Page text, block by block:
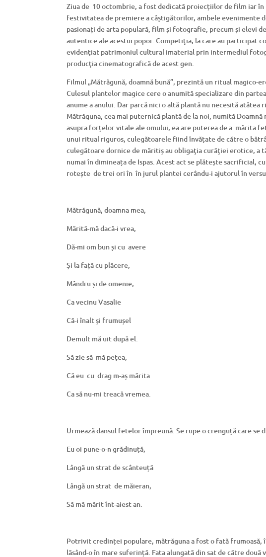
Ziua de 10 octombrie, a fost dedicată proiecțiilor de film iar
festivitatea de premiere a câștigătorilor, ambele evenimente
pasionați de arta populară, film și fotografie, precum și elevi
autentice ale acestui popor. Competiţia, la care au participat
evidenţiat patrimoniul cultural imaterial prin intermediul
producţia cinematografică de acest gen.
Filmul „Mătrăgună, doamnă bună”, prezintă un ritual
Culesul plantelor magice cere o anumită specializare din
anume a anului. Dar parcă nici o altă plantă nu necesită atâtea
Mătrăguna, cea mai puternică plantă de la noi, numită
asupra forțelor vitale ale omului, ea are puterea de a mărita
unui ritual riguros, culegătoarele fiind învățate de către o
culegătoare dornice de măritiș au obligaţia curăţiei erotice, a
numai în dimineața de Ispas. Acest act se plăteşte sacrificial,
rotește de trei ori în în jurul plantei cerându-i ajutorul în
Mătrăgună, doamna mea,
Mărită-mă dacă-i vrea,
Dă-mi om bun și cu avere
Și la față cu plăcere,
Mândru și de omenie,
Ca vecinu Vasalie
Că-i înalt și frumușel
Demult mă uit după el.
Să zie să mă pețea,
Că eu cu drag m-aș mărita
Ca să nu-mi treacă vremea.
Urmează dansul fetelor împreună. Se rupe o crenguță care se
Eu oi pune-o-n grădinuță,
Lângă un strat de scânteuță
Lângă un strat de măieran,
Să mă mărit înt-aiest an.
Potrivit credinței populare, mătrăguna a fost o fată
lăsând-o în mare suferință. Fata alungată din sat de către